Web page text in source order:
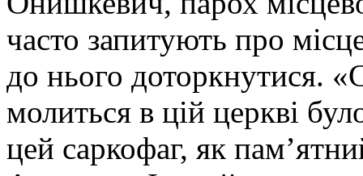
часто запитують про
до нього доторкнутися.
молиться в цій церкві
цей саркофаг, як